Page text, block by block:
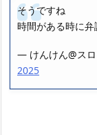
そうですね
時間がある時に
— けんけん@ス
2025